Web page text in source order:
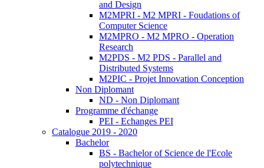
and Design
M2MPRI - M2 MPRI - Foudations of
Computer Science
M2MPRO - M2 MPRO - Operation
Research
M2PDS - M2 PDS - Parallel and
Distributed Systems
M2PIC - Projet Innovation Conception
Non Diplomant
ND - Non Diplomant
Programme d'échange
PEI - Echanges PEI
Catalogue 2019 - 2020
Bachelor
BS - Bachelor of Science de l'Ecole
polytechnique